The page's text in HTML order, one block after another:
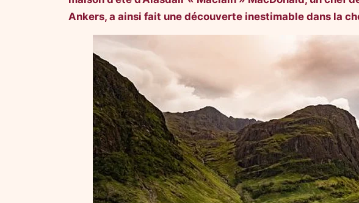
Ankers, a ainsi fait une découverte inestimable dans la